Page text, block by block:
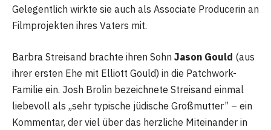
Gelegentlich wirkte sie auch als Associate Producerin an
Filmprojekten ihres Vaters mit.
Barbra Streisand brachte ihren Sohn Jason Gould (aus
ihrer ersten Ehe mit Elliott Gould) in die Patchwork-
Familie ein. Josh Brolin bezeichnete Streisand einmal
liebevoll als „sehr typische jüdische Großmutter” – ein
Kommentar, der viel über das herzliche Miteinander in